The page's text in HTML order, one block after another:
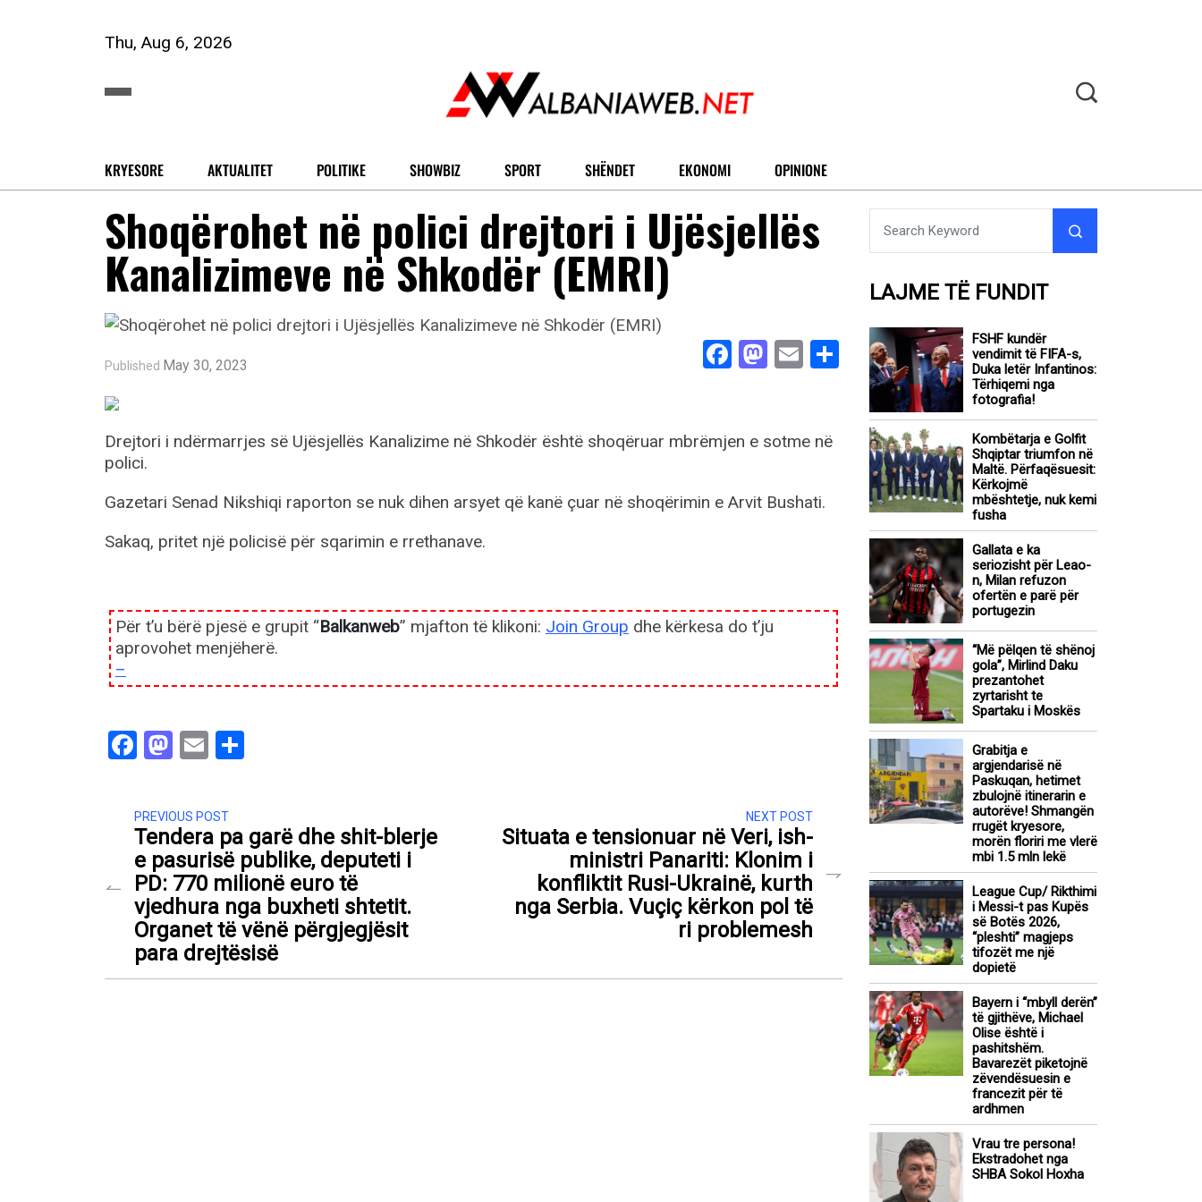
Thu, Aug 6, 2026
KRYESORE AKTUALITET POLITIKE SHOWBIZ SPORT SHËNDET EKONOMI OPINIONE
Shoqërohet në polici drejtori i Ujësjellës
Kanalizimeve në Shkodër (EMRI)
Published May 30, 2023 Facebook
Mastodon
EmailShare
Drejtori i ndërmarrjes së Ujësjellës Kanalizime në Shkodër është shoqëruar mbrëmjen e sotme në
polici.
Gazetari Senad Nikshiqi raporton se nuk dihen arsyet që kanë çuar në shoqërimin e Arvit Bushati.
Sakaq, pritet një policisë për sqarimin e rrethanave.
Për t’u bërë pjesë e grupit “Balkanweb” mjafton të klikoni: Join Group dhe kërkesa do t’ju
aprovohet menjëherë.
–
Facebook
Mastodon
Email
PREVIOUS POST
Tendera pa garë dhe shit-blerje
e pasurisë publike, deputeti i
PD: 770 milionë euro të
vjedhura nga buxheti shtetit.
Organet të vënë përgjegjësit
para drejtësisë
NEXT POST
Situata e tensionuar në Veri, ish-
ministri Panariti: Klonim i
konfliktit Rusi-Ukrainë, kurth
nga Serbia. Vuçiç kërkon pol të
ri problemesh
LAJME TË FUNDIT
FSHF kundër
vendimit të FIFA-s,
Duka letër Infantinos:
Tërhiqemi nga
fotografia!
Kombëtarja e Golfit
Shqiptar triumfon në
Maltë. Përfaqësuesit:
Kërkojmë
mbështetje, nuk kemi
fusha
Gallata e ka
seriozisht për Leao-
n, Milan refuzon
ofertën e parë për
portugezin
“Më pëlqen të shënoj
gola”, Mirlind Daku
prezantohet
zyrtarisht te
Spartaku i Moskës
Grabitja e
argjendarisë në
Paskuqan, hetimet
zbulojnë itinerarin e
autorëve! Shmangën
rrugët kryesore,
morën floriri me vlerë
mbi 1.5 mln lekë
League Cup/ Rikthimi
i Messi-t pas Kupës
së Botës 2026,
“pleshti” magjeps
tifozët me një
dopietë
Bayern i “mbyll derën”
të gjithëve, Michael
Olise është i
pashitshëm.
Bavarezët piketojnë
zëvendësuesin e
francezit për të
ardhmen
Vrau tre persona!
Ekstradohet nga
SHBA Sokol Hoxha